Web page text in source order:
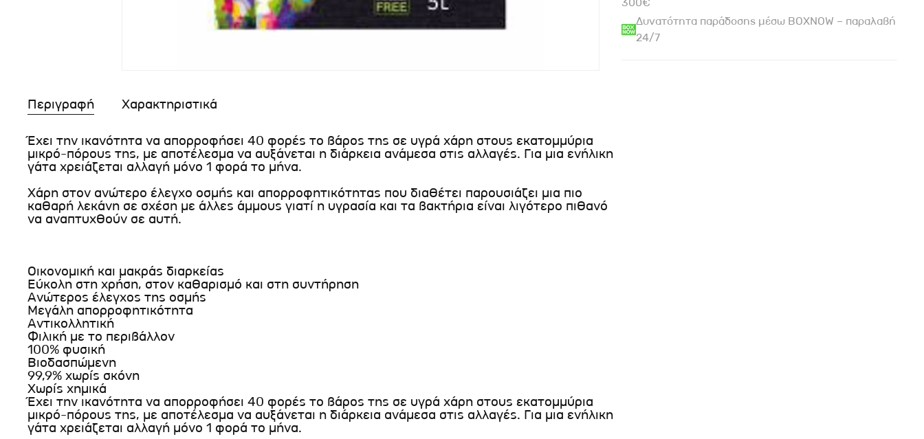
Δυνατότητα παράδοσης μέσω BOXNOW – παραλαβή
24/7
Περιγραφή Χαρακτηριστικά
Έχει την ικανότητα να απορροφήσει 40 φορές το βάρος της σε υγρά χάρη στους εκατομμύρια
μικρό-πόρους της, με αποτέλεσμα να αυξάνεται η διάρκεια ανάμεσα στις αλλαγές. Για μια ενήλικη
γάτα χρειάζεται αλλαγή μόνο 1 φορά το μήνα.
Χάρη στον ανώτερο έλεγχο οσμής και απορροφητικότητας που διαθέτει παρουσιάζει μια πιο
καθαρή λεκάνη σε σχέση με άλλες άμμους γιατί η υγρασία και τα βακτήρια είναι λιγότερο πιθανό
να αναπτυχθούν σε αυτή.
Οικονομική και μακράς διαρκείας
Εύκολη στη χρήση, στον καθαρισμό και στη συντήρηση
Ανώτερος έλεγχος της οσμής
Μεγάλη απορροφητικότητα
Αντικολλητική
Φιλική με το περιβάλλον
100% φυσική
Βιοδασπώμενη
99,9% χωρίς σκόνη
Χωρίς χημικά
Έχει την ικανότητα να απορροφήσει 40 φορές το βάρος της σε υγρά χάρη στους εκατομμύρια
μικρό-πόρους της, με αποτέλεσμα να αυξάνεται η διάρκεια ανάμεσα στις αλλαγές. Για μια ενήλικη
γάτα χρειάζεται αλλαγή μόνο 1 φορά το μήνα.